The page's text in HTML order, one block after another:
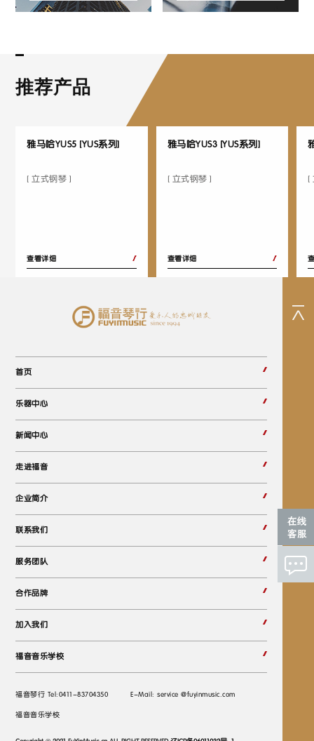
推荐产品
雅马哈YUS5 [YUS系列]
[ 立式钢琴 ]
查看详细
雅马哈YUS3 [YUS系列]
[ 立式钢琴 ]
查看详细
[
首页
乐器中心
新闻中心
走进福音
企业简介
联系我们
服务团队
合作品牌
加入我们
福音音乐学校
福音琴行 Tel:0411-83704350 E-Mail: service @fuyinmusic.com
福音音乐学校